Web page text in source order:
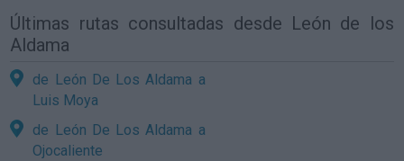
Últimas rutas consultadas desde León de los
Aldama
de León De Los Aldama a
Luis Moya
de León De Los Aldama a
Ojocaliente